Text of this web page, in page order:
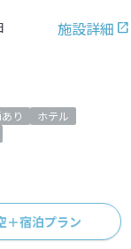
施設詳細
り
ホテル
＋宿泊プラン